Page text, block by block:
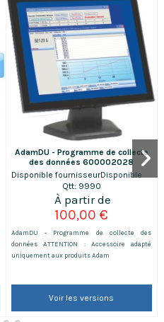
AdamDU - Programme de collecte
des données 600002028
Disponible fournisseurDisponible
Qtt: 9990
100,00 €
AdamDU - Programme de collecte des
données ATTENTION : Accessoire adapté
uniquement aux produits Adam
Voir les versions